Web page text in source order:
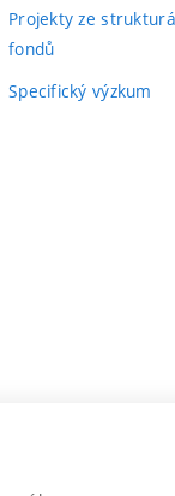
Projekty ze
fondů
Specifický výzkum